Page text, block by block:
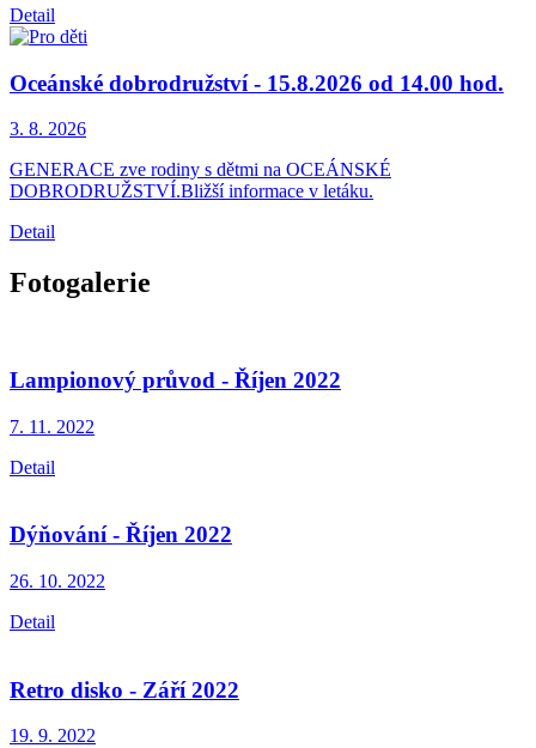
Detail
Oceánské dobrodružství - 15.8.2026 od 14.00 hod.
3. 8. 2026
GENERACE zve rodiny s dětmi na OCEÁNSKÉ
DOBRODRUŽSTVÍ.Bližší informace v letáku.
Detail
Fotogalerie
Lampionový průvod - Říjen 2022
7. 11. 2022
Detail
Dýňování - Říjen 2022
26. 10. 2022
Detail
Retro disko - Září 2022
19. 9. 2022